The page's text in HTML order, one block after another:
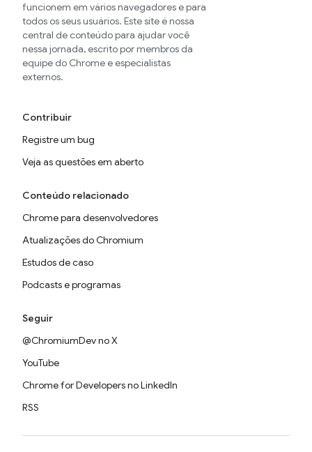
funcionem em vários navegadores e para
todos os seus usuários. Este site é nossa
central de conteúdo para ajudar você
nessa jornada, escrito por membros da
equipe do Chrome e especialistas
externos.
Contribuir
Registre um bug
Veja as questões em aberto
Conteúdo relacionado
Chrome para desenvolvedores
Atualizações do Chromium
Estudos de caso
Podcasts e programas
Seguir
@ChromiumDev no X
YouTube
Chrome for Developers no LinkedIn
RSS